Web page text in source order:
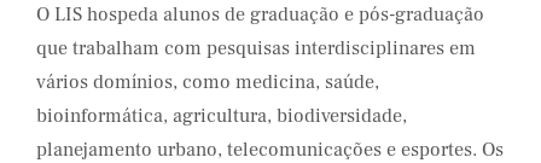
O LIS hospeda alunos de graduação e pós-graduação
que trabalham com pesquisas interdisciplinares em
vários domínios, como medicina, saúde,
bioinformática, agricultura, biodiversidade,
planejamento urbano, telecomunicações e esportes. Os